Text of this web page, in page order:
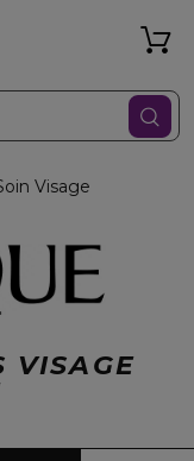
Visage
VISAGE